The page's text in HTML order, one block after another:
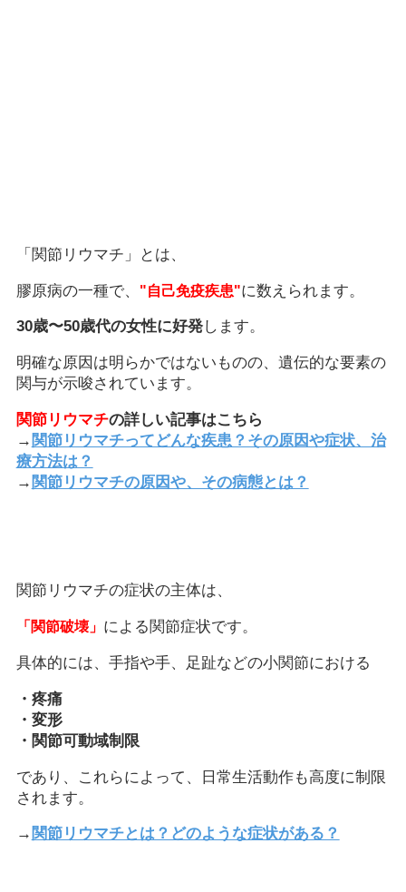
「関節リウマチ」とは、
膠原病の一種で、 "自己免疫疾患"に数えられます。
30歳〜50歳代の女性に好発します。
明確な原因は明らかではないものの、遺伝的な要素の
関与が示唆されています。
関節リウマチの詳しい記事はこちら
→ 関節リウマチってどんな疾患？その原因や症状、治
療方法は？
→ 関節リウマチの原因や、その病態とは？
関節リウマチの症状の主体は、
「関節破壊」 による関節症状です。
具体的には、手指や手、足趾などの小関節における
・疼痛
・変形
・関節可動域制限
であり、これらによって、日常生活動作も高度に制限
されます。
→ 関節リウマチとは？どのような症状がある？